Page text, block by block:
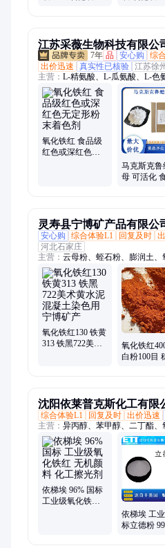
江苏采薇生物科技有限公
7年 品 安心购 综
出价迅速
真实性已核验 江苏徐州
主营： L-精氨酸、L-瓜氨酸、L-色
酸、L-赖氨酸、甘氨酸、L-亮氨
酪氨酸、L-半胱氨酸、L-谷氨酰胺
酸、L-组氨酸、复合氨基酸、维
B5、维生素B6、维生素C、维生素
氧化铁红 食品级
红色或深红色无
马克斯克鲁
母 可活化
灵寿县宁博矿产品有限公
安心购
综合体验L1 回复及时
河北石家庄
主营： 云母粉、蛭石粉、膨润土、
母片、麦饭石、石英砂、重晶石、
珠、煅烧沸石、防火涂料、膨胀
蛭石片、白色蛭石、实木木粉、
质、滤料鹅卵石、生物质燃料
氧化铁红130 铁黄
313 铁黑722美术
氧化铁红
白粉100目
沈阳依莱普克斯化工有限
综合体验L1
回复及时 出价迅速
主营： 异丙醇、苯甲醇、二丁酯、
苯、醋酸乙酯、醋酸丁酯、二辛
酸仲丁酯、纯苯、三甲苯、四甲
醇、乙二醇、碳酸二甲酯、三乙醇
依梯埃 96% 国标
工业级氧化铁红
依梯埃 工
标立德粉